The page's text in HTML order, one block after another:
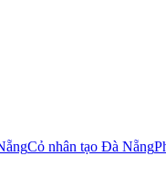
Cỏ nhân tạo Đà Nẵng